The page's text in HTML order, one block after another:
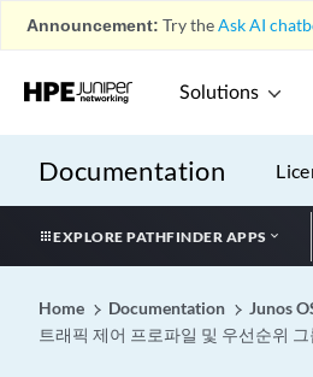
Announcement: Try theAsk AI
Solutions
Documentation
EXPLORE PATHFINDER APPS
Home Documentation Junos
트래픽 제어 프로파일 및 우선순위